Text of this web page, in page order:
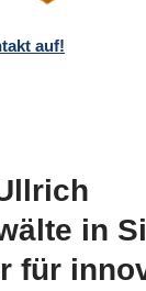
auf!
in
für